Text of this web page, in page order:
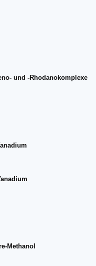
und -Rhodanokomplexe
Methanol